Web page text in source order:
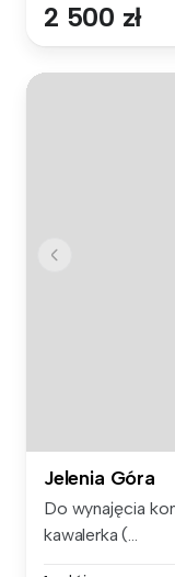
2 500 zł
Jelenia Góra
Do wynajęcia
kawalerka (...